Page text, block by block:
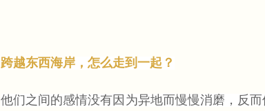
跨越东西海岸，怎么走到一起？
他们之间的感情没有因为异地而慢慢消磨，反